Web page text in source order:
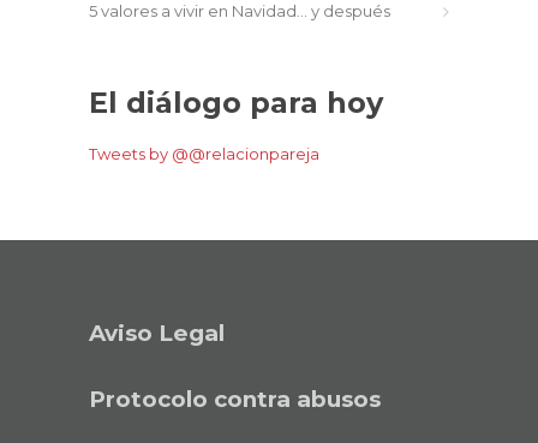
5 valores a vivir en Navidad… y después
El diálogo para hoy
Tweets by @@relacionpareja
Aviso Legal
Protocolo contra abusos